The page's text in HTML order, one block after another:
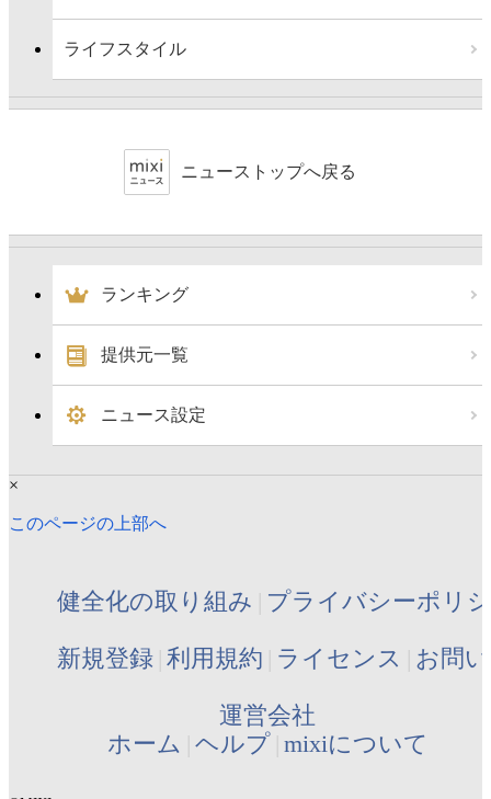
ライフスタイル
ニューストップへ戻る
ランキング
提供元一覧
ニュース設定
×
このページの上部へ
健全化の取り組み プライバシーポリ
新規登録 利用規約 ライセンス お問
運営会社
ホーム ヘルプ mixiについて